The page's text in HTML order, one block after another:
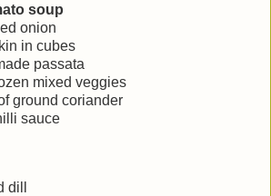
soup
onion
in cubes
passata
mixed veggies
ground coriander
sauce
dill